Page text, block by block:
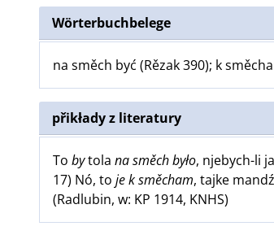
Wörterbuchbelege
na směch być (Rězak 390); k
přikłady z literatury
To bytola na směch było, njebych-li
17) Nó, to je k směcham, tajke
(Radlubin, w: KP 1914, KNHS)